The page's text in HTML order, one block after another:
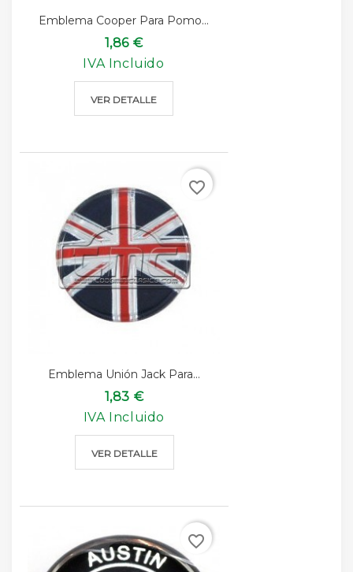
Emblema Cooper Para Pomo...
1,86 €
IVA Incluido
VER DETALLE
Emblema Unión Jack Para...
1,83 €
IVA Incluido
VER DETALLE
favorite_border
favorite_border